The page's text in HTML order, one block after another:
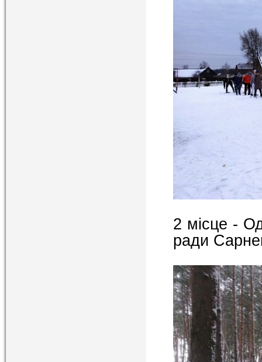
2 місце -
ради